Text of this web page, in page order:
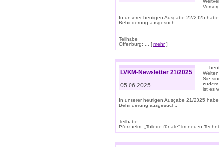
In unserer heutigen Ausgabe 22/2025
Behinderung ausgesucht:
Teilhabe
Offenburg: ... [ mehr]
LVKM-Newsletter 21/2025
05.06.2025
…
Sie
ist es
In unserer heutigen Ausgabe 21/2025
Behinderung ausgesucht:
Teilhabe
Pforzheim: „Toilette für alle“ im neuen